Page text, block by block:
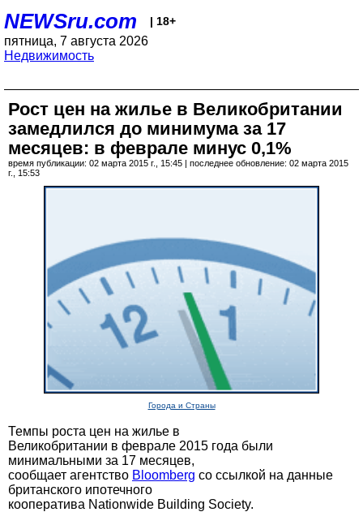
NEWSru.com | 18+
пятница, 7 августа 2026
Недвижимость
Рост цен на жилье в Великобритании
замедлился до минимума за 17
месяцев: в феврале минус 0,1%
время публикации: 02 марта 2015 г., 15:45 | последнее обновление: 02 марта 2015
г., 15:53
Города и Страны
Темпы роста цен на жилье в
Великобритании в феврале 2015 года были
минимальными за 17 месяцев,
сообщает агентство Bloomberg со ссылкой на данные
британского ипотечного
кооператива Nationwide Building Society.